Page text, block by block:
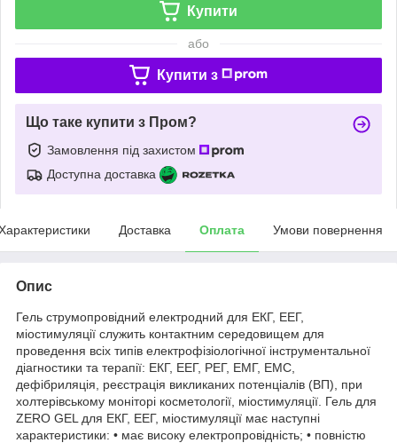
Купити
або
Купити з
Що таке купити з Пром?
Замовлення під захистом
Доступна доставка
Доставка Оплата Умови повернення
Опис
Гель струмопровідний електродний для ЕКГ, ЕЕГ,
міостимуляції служить контактним середовищем для
проведення всіх типів електрофізіологічної інструментальної
діагностики та терапії: ЕКГ, ЕЕГ, РЕГ, ЕМГ, ЕМС,
дефібриляція, реєстрація викликаних потенціалів (ВП), при
холтерівському моніторі косметології, міостимуляції. Гель для
ZERO GEL для ЕКГ, ЕЕГ, міостимуляції має наступні
характеристики: • має високу електропровідність; • повністю